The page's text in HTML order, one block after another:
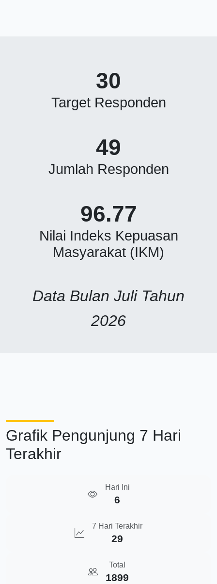
30
Target Responden
49
Jumlah Responden
96.77
Nilai Indeks Kepuasan
Masyarakat (IKM)
Data Bulan Juli Tahun
2026
Grafik Pengunjung 7 Hari
Terakhir
Hari Ini
6
7 Hari Terakhir
29
Total
1899